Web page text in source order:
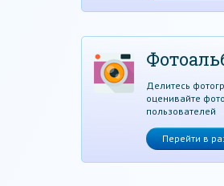
Делитесь
оценивайте
пользователей
Перейти в